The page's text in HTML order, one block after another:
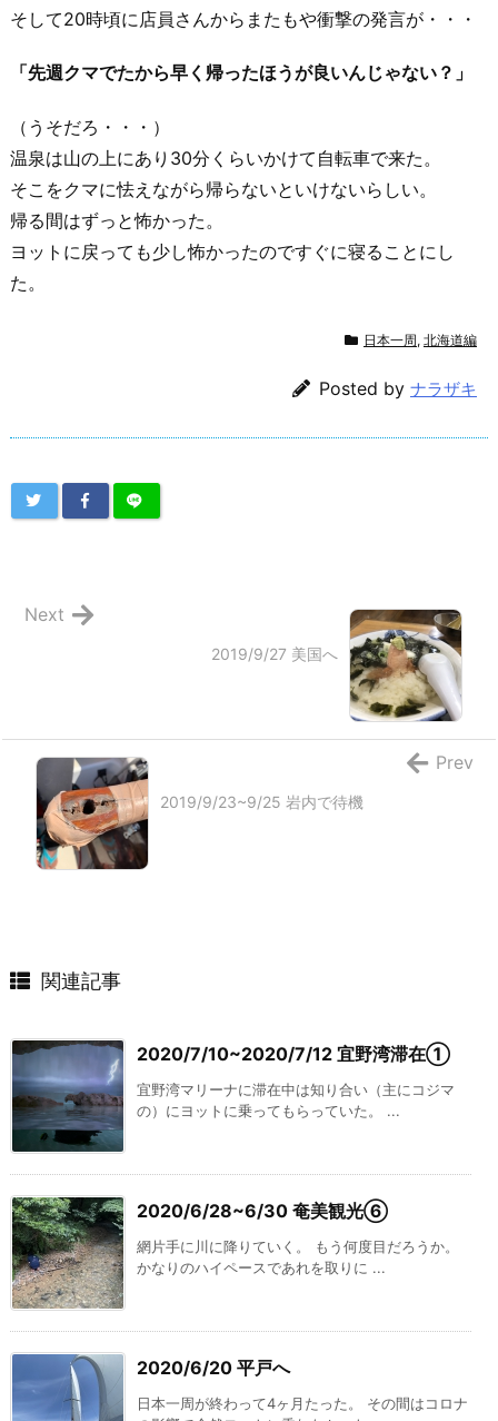
そして20時頃に店員さんからまたもや衝撃の発言が・・・
「先週クマでたから早く帰ったほうが良いんじゃない？」
（うそだろ・・・）
温泉は山の上にあり30分くらいかけて自転車で来た。
そこをクマに怯えながら帰らないといけないらしい。
帰る間はずっと怖かった。
ヨットに戻っても少し怖かったのですぐに寝ることにし
た。
日本一周, 北海道編
Posted by ナラザキ
2019/9/27 美国へ
Next
2019/9/23~9/25 岩内で待機
Prev
関連記事
2020/7/10~2020/7/12 宜野湾滞在①
宜野湾マリーナに滞在中は知り合い（主にコジマ
の）にヨットに乗ってもらっていた。 ...
2020/6/28~6/30 奄美観光⑥
網片手に川に降りていく。 もう何度目だろうか。
かなりのハイペースであれを取りに ...
2020/6/20 平戸へ
日本一周が終わって4ヶ月たった。 その間はコロナ